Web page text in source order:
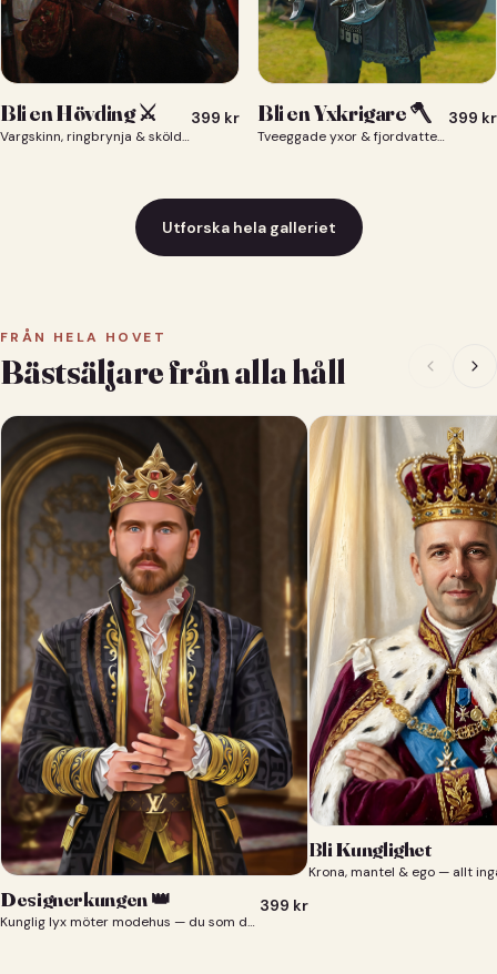
Bli en Hövding ⚔️
Vargskinn, ringbrynja & sköld — du som nordisk krigsherre ⚔️
399 kr Bli en Yxkrigare 🪓
Tveeggade yxor & fjordvatten bakom dig 🪓
399 kr
Utforska hela galleriet
FRÅN HELA HOVET
Bästsäljare från alla håll
Designerkungen 👑
Kunglig lyx möter modehus — du som designerkung 👑
399 kr
Bli Kunglighet
Krona, mantel & ego — allt